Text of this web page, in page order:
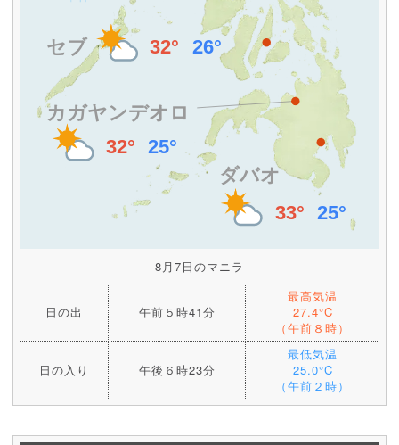
8月7日のマニラ
日の出 午前５時41分
最高気温
27.4°C
（午前８時）
日の入り 午後６時23分
最低気温
25.0°C
（午前２時）